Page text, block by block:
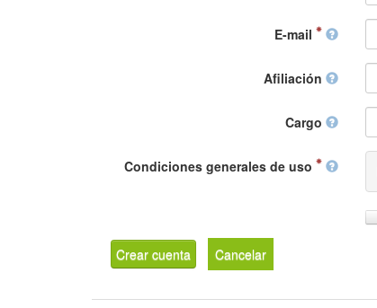
E-mail
Afiliación
Cargo
Condiciones generales de uso
Crear cuenta Cancelar